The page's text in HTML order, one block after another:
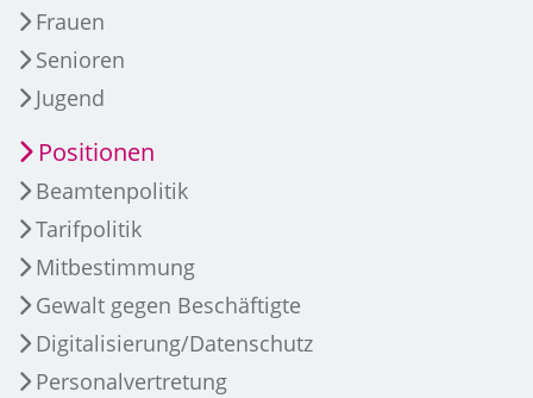
Frauen
Senioren
Jugend
Positionen
Beamtenpolitik
Tarifpolitik
Mitbestimmung
Gewalt gegen Beschäftigte
Digitalisierung/Datenschutz
Personalvertretung